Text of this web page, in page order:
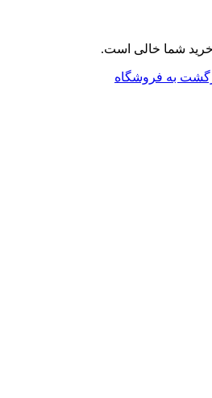
شما خالی است.
به فروشگاه